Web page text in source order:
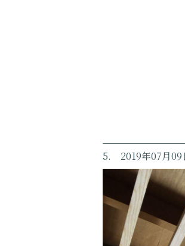
5. 2019年07月09